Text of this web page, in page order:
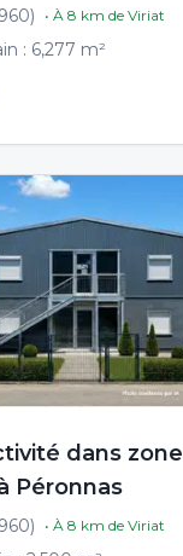
) • À 8 km de Viriat
: 6,277 m²
dans zone
Péronnas
) • À 8 km de Viriat